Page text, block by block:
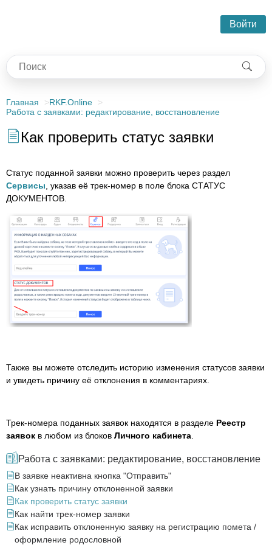
Войти
Главная
RKF.Online
Работа с заявками: редактирование, восстановление
Как проверить статус заявки
Статус поданной заявки можно проверить через раздел
Сервисы , указав её трек-номер в поле блока СТАТУС
ДОКУМЕНТОВ.
Также вы можете отследить историю изменения статусов заявки
и увидеть причину её отклонения в комментариях.
Трек-номера поданных заявок находятся в разделе Реестр
заявок в любом из блоков Личного кабинета.
Работа с заявками: редактирование, восстановление
В заявке неактивна кнопка "Отправить"
Как узнать причину отклоненной заявки
Как проверить статус заявки
Как найти трек-номер заявки
Как исправить отклоненную заявку на регистрацию помета /
оформление родословной